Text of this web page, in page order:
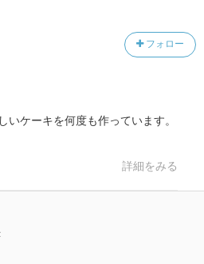
フォロー
ケーキを何度も作っています。
詳細をみる